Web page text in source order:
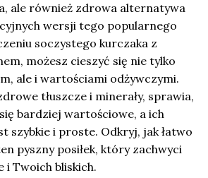
ale również zdrowa alternatywa
wersji tego popularnego
soczystego kurczaka z
możesz cieszyć się nie tylko
ale i wartościami odżywczymi.
tłuszcze i minerały, sprawia,
bardziej wartościowe, a ich
szybkie i proste. Odkryj, jak łatwo
pyszny posiłek, który zachwyci
i Twoich bliskich.